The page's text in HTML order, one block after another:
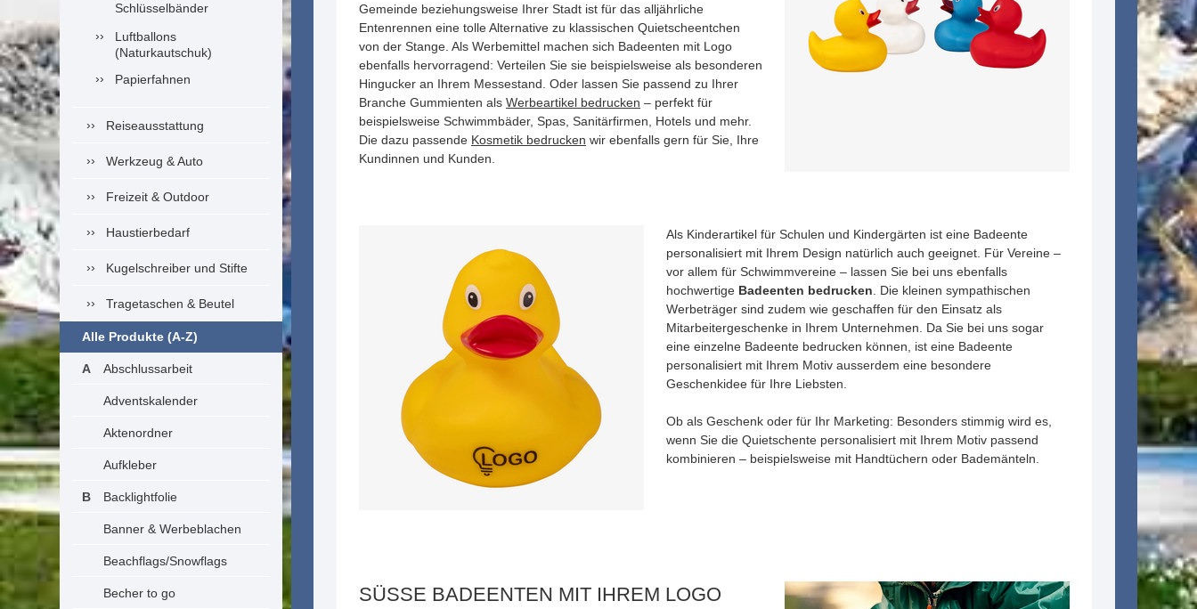
Schlüsselbänder
Luftballons
(Naturkautschuk)
Papierfahnen
Reiseausstattung
Werkzeug & Auto
Freizeit & Outdoor
Haustierbedarf
Kugelschreiber und Stifte
Tragetaschen & Beutel
Alle Produkte (A-Z)
Abschlussarbeit
Adventskalender
Aktenordner
Aufkleber
Backlightfolie
Banner & Werbeblachen
Beachflags/Snowflags
Becher to go
Gemeinde beziehungsweise Ihrer Stadt ist für das alljährliche
Entenrennen eine tolle Alternative zu klassischen Quietscheentchen
von der Stange. Als Werbemittel machen sich Badeenten mit Logo
ebenfalls hervorragend: Verteilen Sie sie beispielsweise als besonderen
Hingucker an Ihrem Messestand. Oder lassen Sie passend zu Ihrer
Branche Gummienten als Werbeartikel bedrucken – perfekt für
beispielsweise Schwimmbäder, Spas, Sanitärfirmen, Hotels und mehr.
Die dazu passende Kosmetik bedrucken wir ebenfalls gern für Sie, Ihre
Kundinnen und Kunden.
Als Kinderartikel für Schulen und Kindergärten ist eine Badeente
personalisiert mit Ihrem Design natürlich auch geeignet. Für Vereine –
vor allem für Schwimmvereine – lassen Sie bei uns ebenfalls
hochwertige Badeenten bedrucken . Die kleinen sympathischen
Werbeträger sind zudem wie geschaffen für den Einsatz als
Mitarbeitergeschenke in Ihrem Unternehmen. Da Sie bei uns sogar
eine einzelne Badeente bedrucken können, ist eine Badeente
personalisiert mit Ihrem Motiv ausserdem eine besondere
Geschenkidee für Ihre Liebsten.
Ob als Geschenk oder für Ihr Marketing: Besonders stimmig wird es,
wenn Sie die Quietschente personalisiert mit Ihrem Motiv passend
kombinieren – beispielsweise mit Handtüchern oder Bademänteln.
SÜSSE BADEENTEN MIT IHREM LOGO